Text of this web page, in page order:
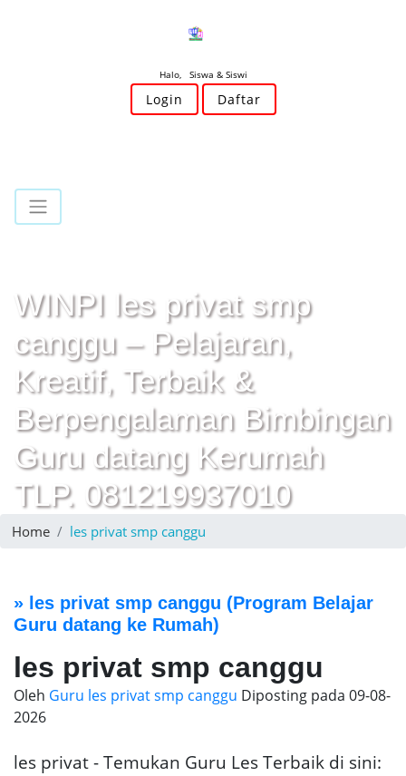
Halo, Siswa & Siswi
Login Daftar
WINPI les privat smp
canggu – Pelajaran,
Kreatif, Terbaik &
Berpengalaman Bimbingan
Guru datang Kerumah
TLP. 081219937010
Home les privat smp canggu
» les privat smp canggu (Program Belajar
Guru datang ke Rumah)
les privat smp canggu
Oleh Guru les privat smp canggu Diposting pada 09-08-
2026
les privat - Temukan Guru Les Terbaik di sini: